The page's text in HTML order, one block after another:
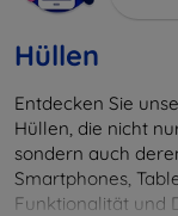
Hüllen
Entdecken Sie
Hüllen, die nicht
sondern auch
Smartphones,
Funktionalität und